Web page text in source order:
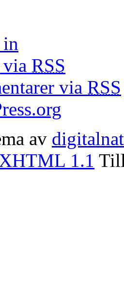
RSS
via RSS
av
XHTML 1.1